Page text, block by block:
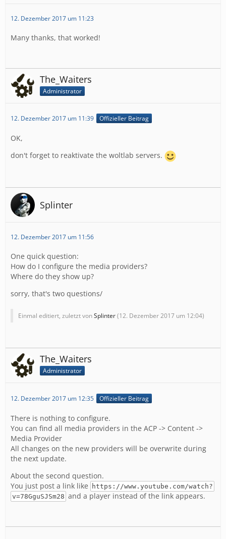
12. Dezember 2017 um 11:23
Many thanks, that worked!
The_Waiters
Administrator
12. Dezember 2017 um 11:39 Offizieller Beitrag
OK,
don't forget to reaktivate the woltlab servers.
Splinter
12. Dezember 2017 um 11:56
One quick question:
How do I configure the media providers?
Where do they show up?
sorry, that's two questions/
Einmal editiert, zuletzt vonSplinter(12. Dezember 2017 um 12:04)
The_Waiters
Administrator
12. Dezember 2017 um 12:35 Offizieller Beitrag
There is nothing to configure.
You can find all media providers in the ACP -> Content ->
Media Provider
All changes on the new providers will be overwrite during
the next update.
About the second question.
You just post a link like
https://www.youtube.com/watch?
v=78GguSJSm28 and a player instead of the link appears.